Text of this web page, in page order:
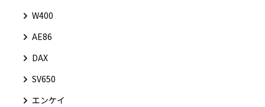
W400
AE86
DAX
SV650
エンケイ